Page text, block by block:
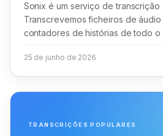
Sonix é um serviço de transcrição
Transcrevemos ficheiros de
contadores de histórias de todo o
25 de junho de 2026
TRANSCRIÇÕES POPULARES